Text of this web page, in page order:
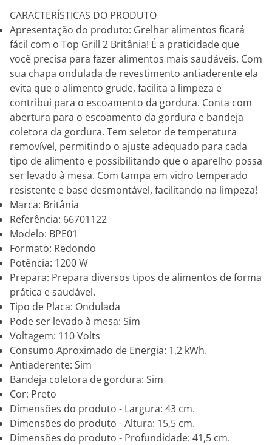
CARACTERÍSTICAS DO PRODUTO
Apresentação do produto: Grelhar alimentos ficará
fácil com o Top Grill 2 Britânia! É a praticidade que
você precisa para fazer alimentos mais saudáveis. Com
sua chapa ondulada de revestimento antiaderente ela
evita que o alimento grude, facilita a limpeza e
contribui para o escoamento da gordura. Conta com
abertura para o escoamento da gordura e bandeja
coletora da gordura. Tem seletor de temperatura
removível, permitindo o ajuste adequado para cada
tipo de alimento e possibilitando que o aparelho possa
ser levado à mesa. Com tampa em vidro temperado
resistente e base desmontável, facilitando na limpeza!
Marca: Britânia
Referência: 66701122
Modelo: BPE01
Formato: Redondo
Potência: 1200 W
Prepara: Prepara diversos tipos de alimentos de forma
prática e saudável.
Tipo de Placa: Ondulada
Pode ser levado à mesa: Sim
Voltagem: 110 Volts
Consumo Aproximado de Energia: 1,2 kWh.
Antiaderente: Sim
Bandeja coletora de gordura: Sim
Cor: Preto
Dimensões do produto - Largura: 43 cm.
Dimensões do produto - Altura: 15,5 cm.
Dimensões do produto - Profundidade: 41,5 cm.